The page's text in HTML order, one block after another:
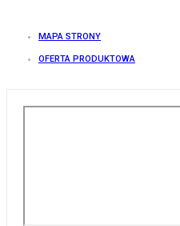
MAPA STRONY
OFERTA PRODUKTOWA